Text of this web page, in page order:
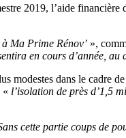
2019, l’aide
Ma Prime Rénov’ »,
en cours d’année, au
modestes dans le
« l’isolation de près d’1,5
cette partie coups de